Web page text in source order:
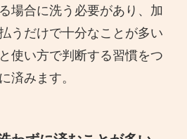
場合に洗う必要があり、加
うだけで十分なことが多い
使い方で判断する習慣をつ
済みます。